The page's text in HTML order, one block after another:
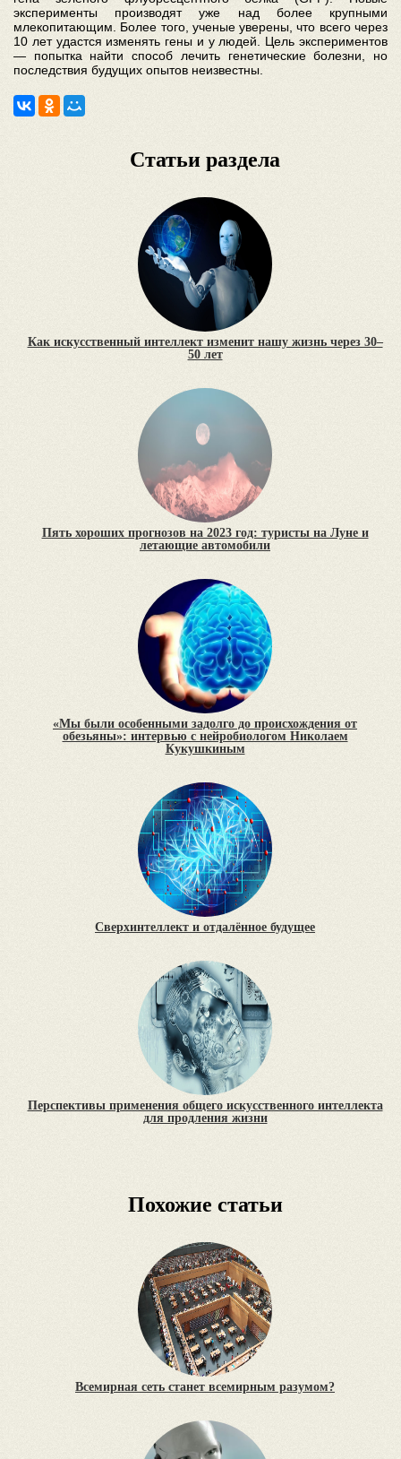
эксперименты производят уже над более крупными
млекопитающим. Более того, ученые уверены, что всего через
10 лет удастся изменять гены и у людей. Цель экспериментов
— попытка найти способ лечить генетические болезни, но
последствия будущих опытов неизвестны.
Статьи раздела
Как искусственный интеллект изменит нашу жизнь через 30–
50 лет
Пять хороших прогнозов на 2023 год: туристы на Луне и
летающие автомобили
«Мы были особенными задолго до происхождения от
обезьяны»: интервью с нейробиологом Николаем
Кукушкиным
Сверхинтеллект и отдалённое будущее
Перспективы применения общего искусственного интеллекта
для продления жизни
Похожие статьи
Всемирная сеть станет всемирным разумом?